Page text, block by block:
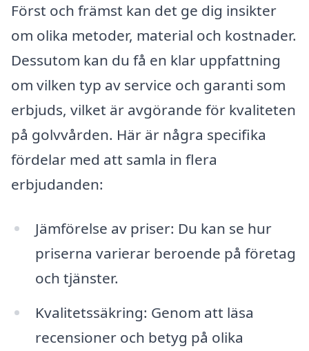
Först och främst kan det ge dig insikter
om olika metoder, material och kostnader.
Dessutom kan du få en klar uppfattning
om vilken typ av service och garanti som
erbjuds, vilket är avgörande för kvaliteten
på golvvården. Här är några specifika
fördelar med att samla in flera
erbjudanden:
Jämförelse av priser: Du kan se hur
priserna varierar beroende på företag
och tjänster.
Kvalitetssäkring: Genom att läsa
recensioner och betyg på olika